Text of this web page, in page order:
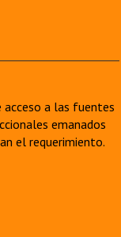
acceso a las fuentes
emanados
el requerimiento.